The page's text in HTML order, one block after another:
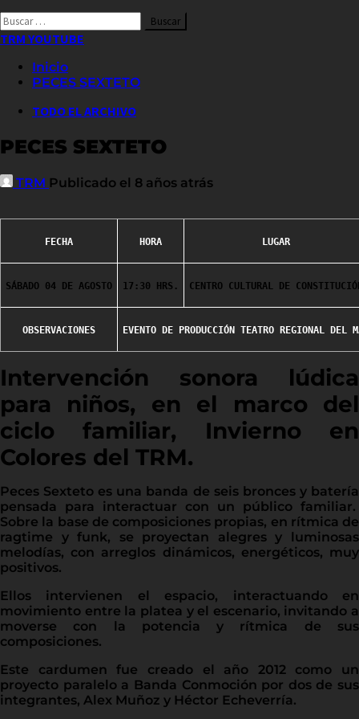
Buscar
por:
TRM YOUTUBE
Inicio
PECES SEXTETO
TODO EL ARCHIVO
PECES SEXTETO
TRM Publicado el 8 años atrás
FECHA HORA LUGAR
SÁBADO 04 DE AGOSTO 17:30 HRS. CENTRO CULTURAL DE
OBSERVACIONES EVENTO DE PRODUCCIÓN TEATRO REGIONAL DEL
Intervención sonora lúdica
para niños, en el marco del
ciclo familiar, Invierno en
Colores del TRM.
Peces Sexteto es una banda de seis bronces y batería
pensada para interactuar con un público familiar.
Sobre la base de composiciones propias, en rítmica de
ragtime y funk, se proyectan alegres y luminosas
melodías, con arreglos dinámicos, energéticos, muy
positivos.
Ellos intervienen el espacio, interactuando en
movimiento entre la platea y el escenario, invitando a
moverse con la potencia y rítmica de sus
composiciones.
Este cardumen fue creado el año 2012 como un
proyecto paralelo a Banda Conmoción por dos de sus
integrantes, Alex Muñoz y Héctor Echeverría.